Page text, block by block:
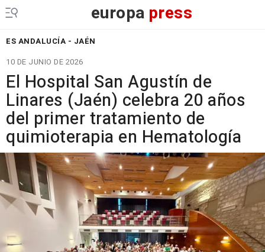
europa press
ES ANDALUCÍA - JAÉN
10 DE JUNIO DE 2026
El Hospital San Agustín de
Linares (Jaén) celebra 20 años
del primer tratamiento de
quimioterapia en Hematología